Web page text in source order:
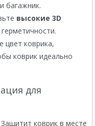
багажник.
высокие 3D
цвет коврика,
коврик идеально
для
Защитит коврик в месте